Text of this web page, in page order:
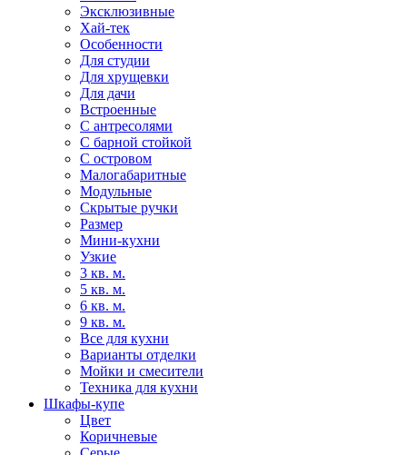
Эксклюзивные
Хай-тек
Особенности
Для студии
Для хрущевки
Для дачи
Встроенные
С антресолями
С барной стойкой
С островом
Малогабаритные
Модульные
Скрытые ручки
Размер
Мини-кухни
Узкие
3 кв. м.
5 кв. м.
6 кв. м.
9 кв. м.
Все для кухни
Варианты отделки
Мойки и смесители
Техника для кухни
Шкафы-купе
Цвет
Коричневые